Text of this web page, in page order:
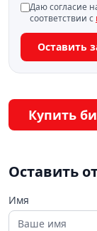
Даю согласие
соответствии с
Оставить
Купить
Оставить
Имя